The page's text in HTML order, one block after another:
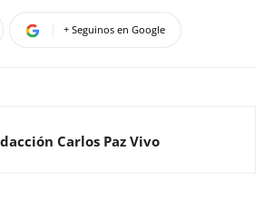
+ Seguinos en Google
Carlos Paz Vivo